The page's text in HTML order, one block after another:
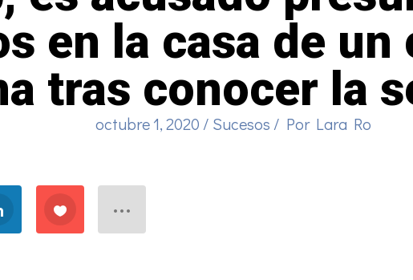
en la casa de
tras conocer la
octubre 1, 2020 / Sucesos / Por Lara Ro